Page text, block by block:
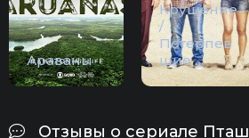
Араваны
Крушение
/
Потерпев
шие
Отзывы о сериале